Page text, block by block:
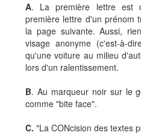
A. La première lettre est
première lettre d'un prénom
la page suivante. Aussi,
visage anonyme (c'est-à-
qu'une voiture au milieu
lors d'un ralentissement.
B. Au marqueur noir sur le
comme "bite face".
C. "La CONcision des textes